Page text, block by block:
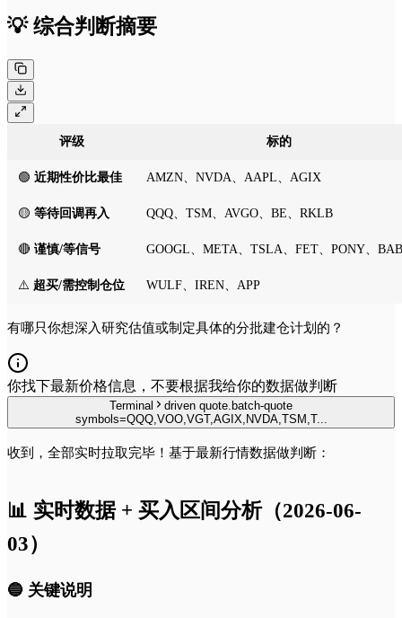
💡 综合判断摘要
评级 标的
🟢 近期性价比最佳 AMZN、NVDA、AAPL、AGIX
🟡 等待回调再入 QQQ、TSM、AVGO、BE、RKLB
🔴 谨慎/等信号 GOOGL、META、TSLA、FET、PONY、
⚠️ 超买/需控制仓位 WULF、IREN、APP
有哪只你想深入研究估值或制定具体的分批建仓计划的？
你找下最新价格信息，不要根据我给你的数据做判断
Terminal
driven quote.batch-quote
symbols=QQQ,VOO,VGT,AGIX,NVDA,TSM,T...
收到，全部实时拉取完毕！基于最新行情数据做判断：
📊 实时数据 + 买入区间分析（2026-06-
03）
🔵 关键说明